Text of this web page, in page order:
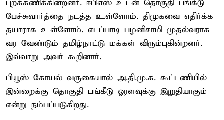
புறக்கணிக்கின்றனர். ஈபிஎஸ் உடன் தொகுதி பங்கீடு
பேச்சுவார்த்தை நடத்த உள்ளோம். திமுகவை எதிர்க்க
தயாராக உள்ளோம். எடப்பாடி பழனிசாமி முதல்வராக
வர வேண்டும் தமிழ்நாட்டு மக்கள் விரும்புகின்றனர்.
இவ்வாறு அவர் கூறினார்.
பியூஸ் கோயல் வருகையால் அ.தி.மு.க. கூட்டணியில்
இன்றைக்கு தொகுதி பங்கீடு ஓரளவுக்கு இறுதியாகும்
என்று நம்பப்படுகிறது.